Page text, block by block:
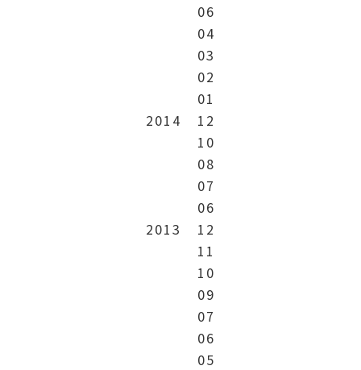
06
04
03
02
01
2014
12
10
08
07
06
2013
12
11
10
09
07
06
05